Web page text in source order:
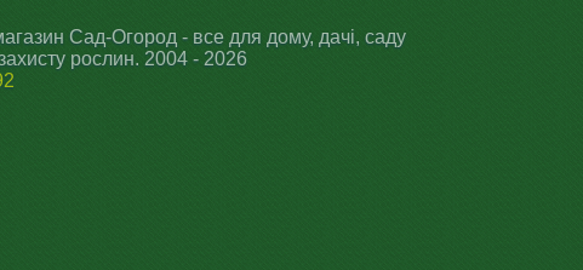
Сад-Огород - все для дому, дачі, саду
рослин. 2004 - 2026